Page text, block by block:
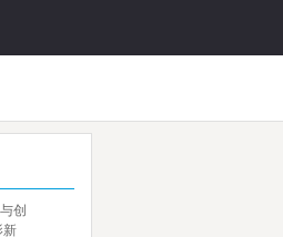
创
新